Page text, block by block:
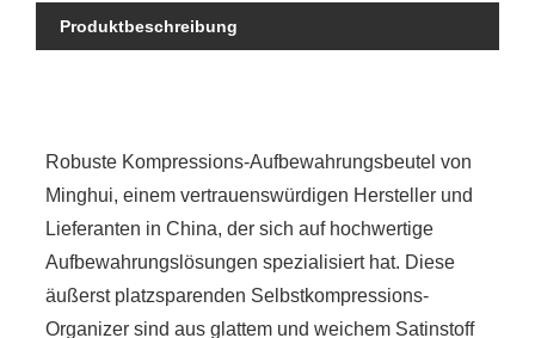
Produktbeschreibung
Robuste Kompressions-Aufbewahrungsbeutel von
Minghui, einem vertrauenswürdigen Hersteller und
Lieferanten in China, der sich auf hochwertige
Aufbewahrungslösungen spezialisiert hat. Diese
äußerst platzsparenden Selbstkompressions-
Organizer sind aus glattem und weichem Satinstoff